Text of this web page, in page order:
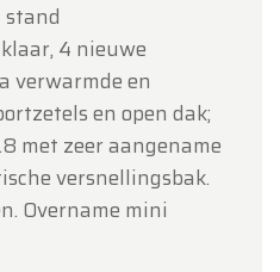
stand
4 nieuwe
verwarmde en
en open dak;
met zeer aangename
versnellingsbak.
Overname mini